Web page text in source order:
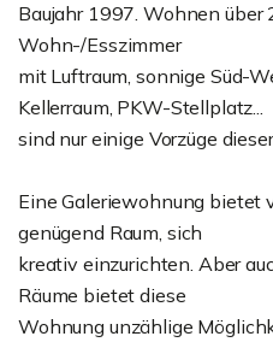
Baujahr 1997. Wohnen über
Wohn-/Esszimmer
mit Luftraum, sonnige Süd-
Kellerraum, PKW-Stellplatz...
sind nur einige Vorzüge
Eine Galeriewohnung bietet
genügend Raum, sich
kreativ einzurichten. Aber
Räume bietet diese
Wohnung unzählige